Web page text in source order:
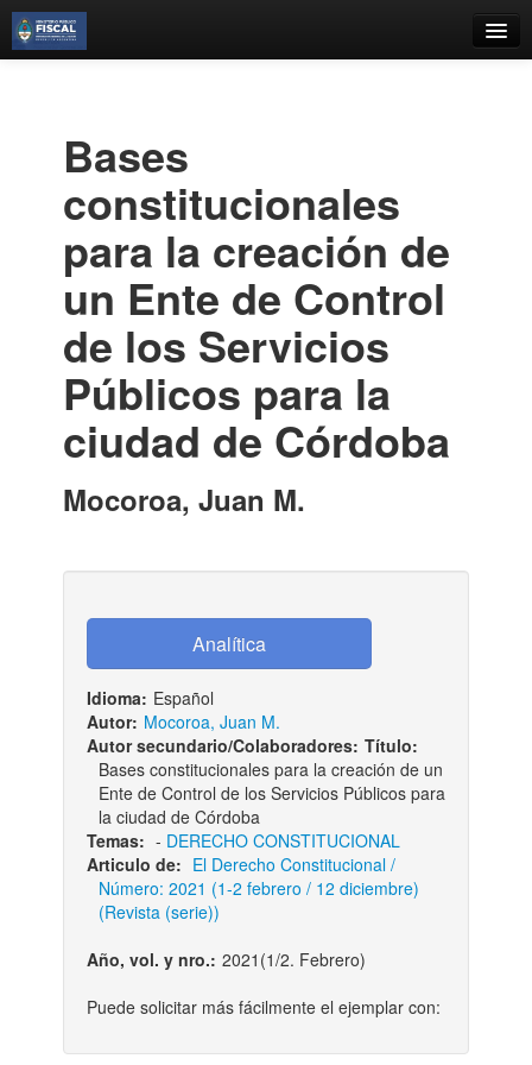
Estantes Virtuales
Contacto
Iniciar sesión
Bases
constitucionales
para la creación de
un Ente de Control
de los Servicios
Públicos para la
ciudad de Córdoba
Mocoroa, Juan M.
Idioma: Español
Autor: Mocoroa, Juan M.
Autor secundario/Colaboradores: Título:
Bases constitucionales para la creación de un
Ente de Control de los Servicios Públicos para
la ciudad de Córdoba
Temas: - DERECHO CONSTITUCIONAL
Articulo de: El Derecho Constitucional /
Número: 2021 (1-2 febrero / 12 diciembre)
(Revista (serie))
Año, vol. y nro.: 2021(1/2. Febrero)
Puede solicitar más fácilmente el ejemplar con: